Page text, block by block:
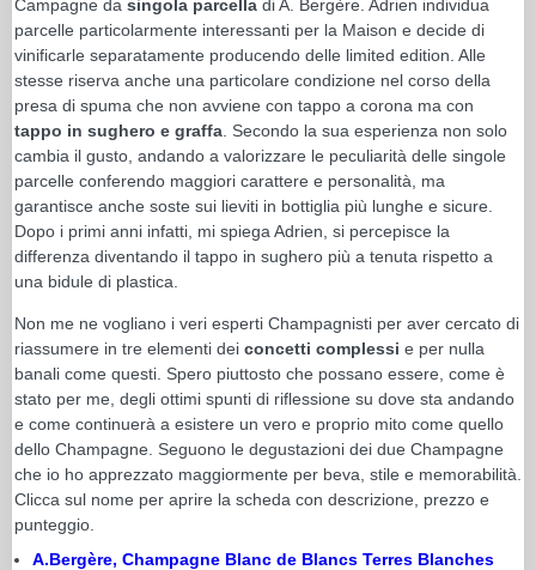
Campagne da singola parcella di A. Bergère. Adrien individua
parcelle particolarmente interessanti per la Maison e decide di
vinificarle separatamente producendo delle limited edition. Alle
stesse riserva anche una particolare condizione nel corso della
presa di spuma che non avviene con tappo a corona ma con
tappo in sughero e graffa . Secondo la sua esperienza non solo
cambia il gusto, andando a valorizzare le peculiarità delle singole
parcelle conferendo maggiori carattere e personalità, ma
garantisce anche soste sui lieviti in bottiglia più lunghe e sicure.
Dopo i primi anni infatti, mi spiega Adrien, si percepisce la
differenza diventando il tappo in sughero più a tenuta rispetto a
una bidule di plastica.
Non me ne vogliano i veri esperti Champagnisti per aver cercato di
riassumere in tre elementi dei concetti complessi e per nulla
banali come questi. Spero piuttosto che possano essere, come è
stato per me, degli ottimi spunti di riflessione su dove sta andando
e come continuerà a esistere un vero e proprio mito come quello
dello Champagne. Seguono le degustazioni dei due Champagne
che io ho apprezzato maggiormente per beva, stile e memorabilità.
Clicca sul nome per aprire la scheda con descrizione, prezzo e
punteggio.
A.Bergère, Champagne Blanc de Blancs Terres Blanches